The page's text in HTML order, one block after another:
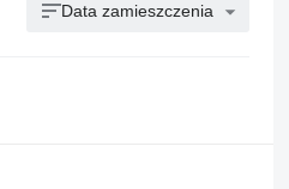
Data zamieszczenia